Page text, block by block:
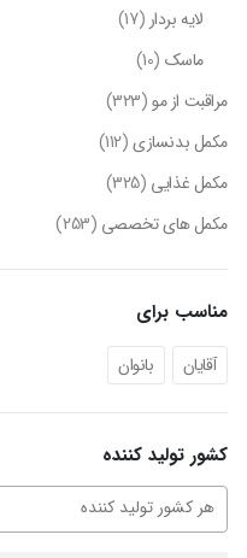
لایه بردار (17)
ماسک (10)
مراقبت از مو(323)
مکمل بدنسازی(112)
مکمل غذایی (325)
مکمل های تخصصی (253)
مناسب برای
آقایان بانوان
کشور تولید کننده